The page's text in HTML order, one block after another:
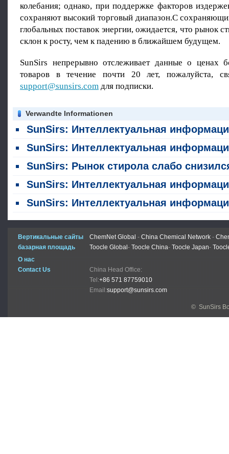
колебания; однако, при поддержке факторов
сохраняют высокий торговый диапазон.С
глобальных поставок энергии, ожидается, что рынок
склон к росту, чем к падению в ближайшем будущем.
SunSirs непрерывно отслеживает данные о ценах
товаров в течение почти 20 лет, пожалуйста,
support@sunsirs.com для подписки.
Verwandte Informationen
SunSirs: Интеллектуальная информация о сырьевых товарах химической промышленности (6 августа
SunSirs: Интеллектуальная информация о сырьевых товарах в химической промышленности (5 августа 2026
SunSirs: Рынок стирола слабо снизился на прошлой неделе (27 - 31
SunSirs: Интеллектуальная информация о сырьевых товарах в химической промышленности (29 июля
SunSirs: Интеллектуальная информация о сырьевых товарах в химической промышленности (28 июля
Вертикальные сайты ChemNet Global - China Chemical Network -
базарная площадь
Toocle Global - Toocle China- Toocle Japan-
О нас
Contact Us
China Head Office:
Tel:+86 571 87759010
Email:support@sunsirs.com
© SunSirs